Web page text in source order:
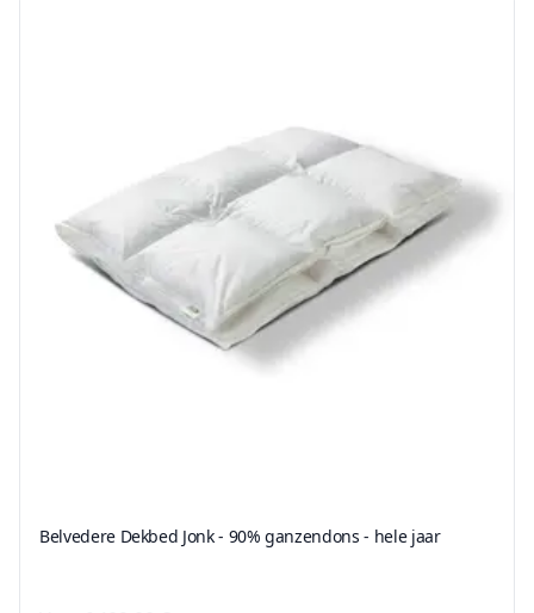
Belvedere Dekbed Jonk - 90% ganzendons - hele jaar